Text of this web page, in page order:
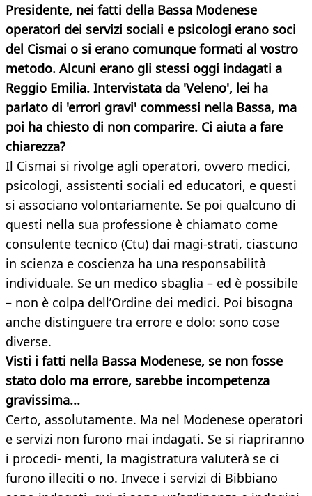
Presidente, nei fatti della Bassa Modenese
operatori dei servizi sociali e psicologi erano soci
del Cismai o si erano comunque formati al vostro
metodo. Alcuni erano gli stessi oggi indagati a
Reggio Emilia. Intervistata da 'Veleno', lei ha
parlato di 'errori gravi' commessi nella Bassa, ma
poi ha chiesto di non comparire. Ci aiuta a fare
chiarezza?
Il Cismai si rivolge agli operatori, ovvero medici,
psicologi, assistenti sociali ed educatori, e questi
si associano volontariamente. Se poi qualcuno di
questi nella sua professione è chiamato come
consulente tecnico (Ctu) dai magi-strati, ciascuno
in scienza e coscienza ha una responsabilità
individuale. Se un medico sbaglia – ed è possibile
– non è colpa dell’Ordine dei medici. Poi bisogna
anche distinguere tra errore e dolo: sono cose
diverse.
Visti i fatti nella Bassa Modenese, se non fosse
stato dolo ma errore, sarebbe incompetenza
gravissima...
Certo, assolutamente. Ma nel Modenese operatori
e servizi non furono mai indagati. Se si riapriranno
i procedi- menti, la magistratura valuterà se ci
furono illeciti o no. Invece i servizi di Bibbiano